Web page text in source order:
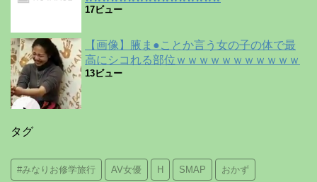
17ビュー
【画像】腋ま●ことか言う女の子の体で最
高にシコれる部位ｗｗｗｗｗｗｗｗｗｗｗ
13ビュー
タグ
#みなりお修学旅行 AV女優 H SMAP おかず